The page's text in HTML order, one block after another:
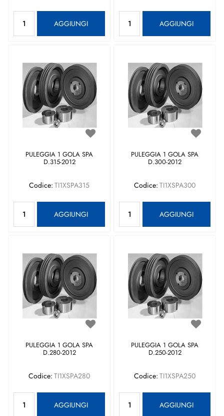
AGGIUNGI AGGIUNGI
PULEGGIA 1 GOLA SPA
D.315-2012
Codice: TI1XSPA315
AGGIUNGI
PULEGGIA 1 GOLA SPA
D.300-2012
Codice: TI1XSPA300
AGGIUNGI
PULEGGIA 1 GOLA SPA
D.280-2012
Codice: TI1XSPA280
AGGIUNGI
PULEGGIA 1 GOLA SPA
D.250-2012
Codice: TI1XSPA250
AGGIUNGI